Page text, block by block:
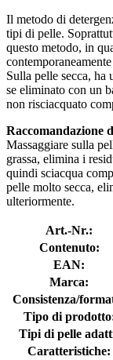
Il metodo di
tipi di pelle.
questo metodo, in
Sulla pelle secca, ha
se eliminato con un
non risciacquato
Raccomandazione
Massaggiare sulla
grassa, elimina i
quindi sciacqua
pelle molto secca,
ulteriormente.
Art.-Nr.:
Contenuto:
EAN:
Marca:
Consistenza/
Tipo di
Tipi di pelle
Caratteristiche: